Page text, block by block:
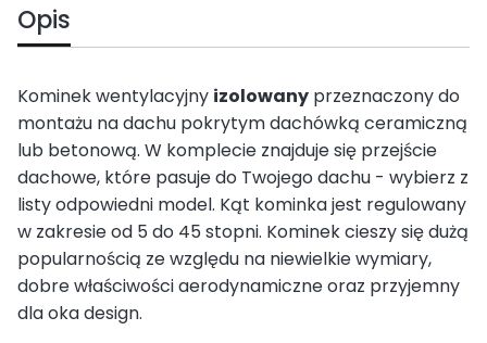
Opis
Kominek wentylacyjny izolowany przeznaczony do
montażu na dachu pokrytym dachówką ceramiczną
lub betonową. W komplecie znajduje się przejście
dachowe, które pasuje do Twojego dachu - wybierz z
listy odpowiedni model. Kąt kominka jest regulowany
w zakresie od 5 do 45 stopni. Kominek cieszy się dużą
popularnością ze względu na niewielkie wymiary,
dobre właściwości aerodynamiczne oraz przyjemny
dla oka design.